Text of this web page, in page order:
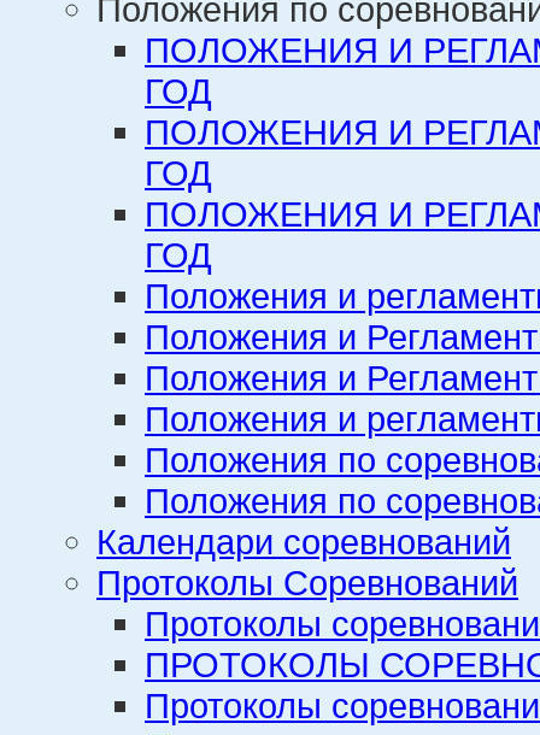
Положения по
ПОЛОЖЕНИЯ И
ГОД
ПОЛОЖЕНИЯ И
ГОД
ПОЛОЖЕНИЯ И
ГОД
Положения и
Положения и
Положения и
Положения и
Положения по
Положения по
Календари соревнований
Протоколы Соревнований
Протоколы
ПРОТОКОЛЫ
Протоколы